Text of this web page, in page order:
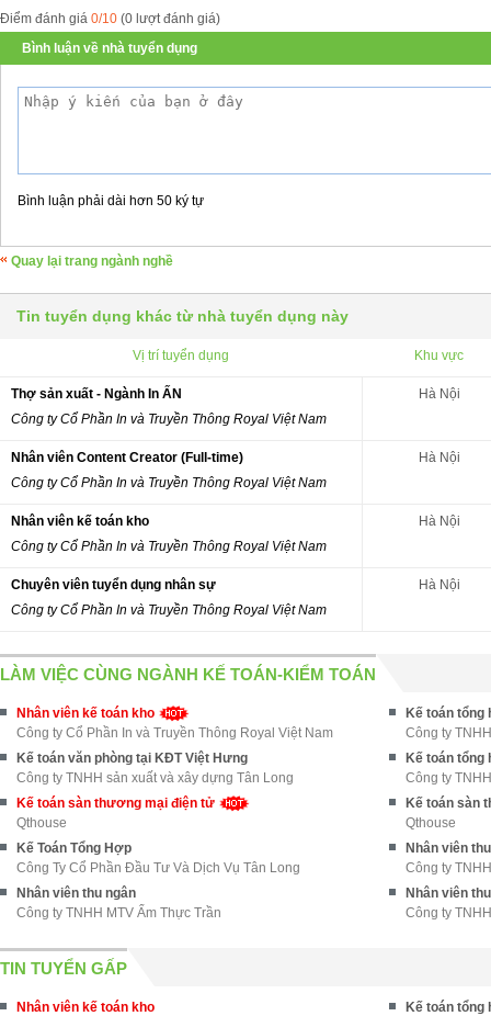
Điểm đánh giá 0/10 (0 lượt đánh giá)
Bình luận về nhà tuyển dụng
Bình luận phải dài hơn 50 ký tự
Quay lại trang ngành nghề
Tin tuyển dụng khác từ nhà tuyển dụng này
Vị trí tuyển dụng Khu vực
Thợ sản xuất - Ngành In ẤN
Công ty Cổ Phần In và Truyền Thông Royal Việt Nam
Hà Nội
Nhân viên Content Creator (Full-time)
Công ty Cổ Phần In và Truyền Thông Royal Việt Nam
Hà Nội
Nhân viên kế toán kho
Công ty Cổ Phần In và Truyền Thông Royal Việt Nam
Hà Nội
Chuyên viên tuyển dụng nhân sự
Công ty Cổ Phần In và Truyền Thông Royal Việt Nam
Hà Nội
LÀM VIỆC CÙNG NGÀNH KẾ TOÁN-KIỂM TOÁN
Nhân viên kế toán kho
Công ty Cổ Phần In và Truyền Thông Royal Việt Nam
Kế toán tổng
Công ty
Kế toán văn phòng tại KĐT Việt Hưng
Công ty TNHH sản xuất và xây dựng Tân Long
Kế toán tổng
Công ty
Kế toán sàn thương mại điện tử
Qthouse
Kế toán sàn
Qthouse
Kế Toán Tổng Hợp
Công Ty Cổ Phần Đầu Tư Và Dịch Vụ Tân Long
Nhân viên
Công ty
Nhân viên thu ngân
Công ty TNHH MTV Ẩm Thực Trần
Nhân viên
Công ty
TIN TUYỂN GẤP
Nhân viên kế toán kho
Kế toán tổng